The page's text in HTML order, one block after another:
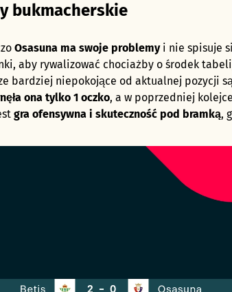
bukmacherskie
Osasuna ma swoje problemyi nie spisuje
aby rywalizować chociażby o środek
bardziej niepokojące od aktualnej pozycji
ona tylko 1 oczko, a w poprzedniej
gra ofensywna i skuteczność pod bramką,